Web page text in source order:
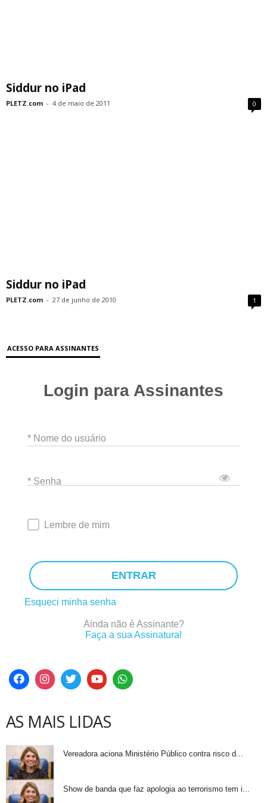
Siddur no iPad
PLETZ.com - 4 de maio de 2011 0
Siddur no iPad
PLETZ.com - 27 de junho de 2010 1
ACESSO PARA ASSINANTES
Login para Assinantes
* Nome do usuário
* Senha
Lembre de mim
ENTRAR
Esqueci minha senha
Ainda não é Assinante?
Faça a sua Assinatura!
AS MAIS LIDAS
Vereadora aciona Ministério Público contra risco d...
Show de banda que faz apologia ao terrorismo tem i...